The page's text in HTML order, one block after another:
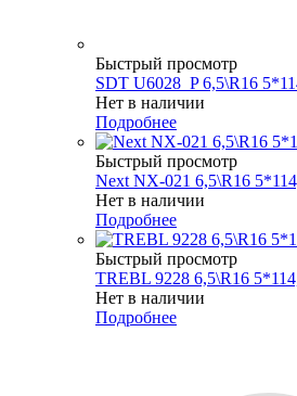
Быстрый просмотр
SDT U6028_P 6,5\R16
Нет в наличии
Подробнее
Быстрый просмотр
Next NX-021 6,5\R16
Нет в наличии
Подробнее
Быстрый просмотр
TREBL 9228 6,5\R16
Нет в наличии
Подробнее